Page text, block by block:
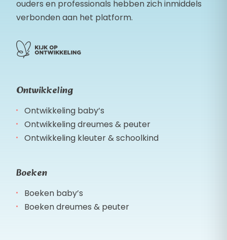
ouders en professionals hebben zich inmiddels
verbonden aan het platform.
Ontwikkeling
Ontwikkeling baby’s
Ontwikkeling dreumes & peuter
Ontwikkeling kleuter & schoolkind
Boeken
Boeken baby’s
Boeken dreumes & peuter